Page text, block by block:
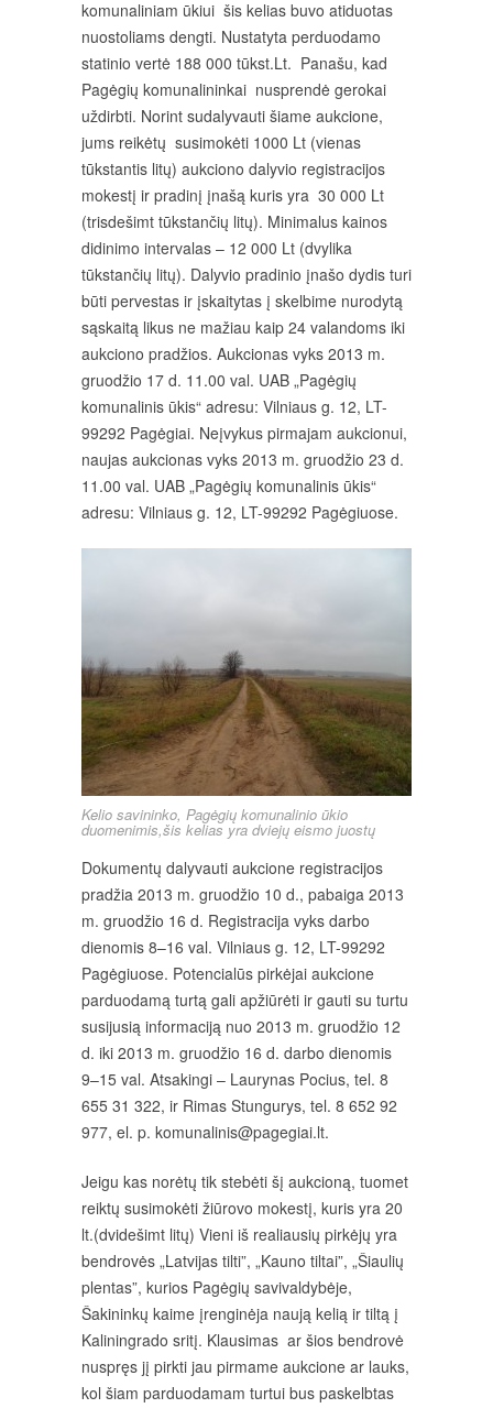
komunaliniam ūkiui šis kelias buvo atiduotas
nuostoliams dengti. Nustatyta perduodamo
statinio vertė 188 000 tūkst.Lt. Panašu, kad
Pagėgių komunalininkai nusprendė gerokai
uždirbti. Norint sudalyvauti šiame aukcione,
jums reikėtų susimokėti 1000 Lt (vienas
tūkstantis litų) aukciono dalyvio registracijos
mokestį ir pradinį įnašą kuris yra 30 000 Lt
(trisdešimt tūkstančių litų). Minimalus kainos
didinimo intervalas – 12 000 Lt (dvylika
tūkstančių litų). Dalyvio pradinio įnašo dydis turi
būti pervestas ir įskaitytas į skelbime nurodytą
sąskaitą likus ne mažiau kaip 24 valandoms iki
aukciono pradžios. Aukcionas vyks 2013 m.
gruodžio 17 d. 11.00 val. UAB „Pagėgių
komunalinis ūkis“ adresu: Vilniaus g. 12, LT-
99292 Pagėgiai. Neįvykus pirmajam aukcionui,
naujas aukcionas vyks 2013 m. gruodžio 23 d.
11.00 val. UAB „Pagėgių komunalinis ūkis“
adresu: Vilniaus g. 12, LT-99292 Pagėgiuose.
Kelio savininko, Pagėgių komunalinio ūkio
duomenimis,šis kelias yra dviejų eismo juostų
Dokumentų dalyvauti aukcione registracijos
pradžia 2013 m. gruodžio 10 d., pabaiga 2013
m. gruodžio 16 d. Registracija vyks darbo
dienomis 8–16 val. Vilniaus g. 12, LT-99292
Pagėgiuose. Potencialūs pirkėjai aukcione
parduodamą turtą gali apžiūrėti ir gauti su turtu
susijusią informaciją nuo 2013 m. gruodžio 12
d. iki 2013 m. gruodžio 16 d. darbo dienomis
9–15 val. Atsakingi – Laurynas Pocius, tel. 8
655 31 322, ir Rimas Stungurys, tel. 8 652 92
977, el. p. komunalinis@pagegiai.lt.
Jeigu kas norėtų tik stebėti šį aukcioną, tuomet
reiktų susimokėti žiūrovo mokestį, kuris yra 20
lt.(dvidešimt litų) Vieni iš realiausių pirkėjų yra
bendrovės „Latvijas tilti”, „Kauno tiltai”, „Šiaulių
plentas”, kurios Pagėgių savivaldybėje,
Šakininkų kaime įrenginėja naują kelią ir tiltą į
Kaliningrado sritį. Klausimas ar šios bendrovė
nuspręs jį pirkti jau pirmame aukcione ar lauks,
kol šiam parduodamam turtui bus paskelbtas